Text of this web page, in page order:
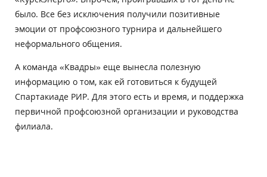
было. Все без исключения получили позитивные
эмоции от профсоюзного турнира и дальнейшего
неформального общения.
А команда «Квадры» еще вынесла полезную
информацию о том, как ей готовиться к будущей
Спартакиаде РИР. Для этого есть и время, и поддержка
первичной профсоюзной организации и руководства
филиала.